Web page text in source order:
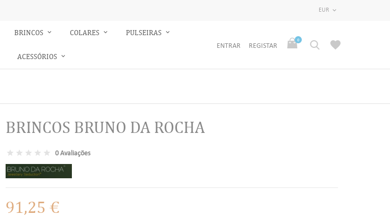
EUR 
BRINCOS COLARES PULSEIRAS
ACESSÓRIOS
ENTRAR REGISTAR
0
BRINCOS BRUNO DA ROCHA
0 Avaliações
91,25 €